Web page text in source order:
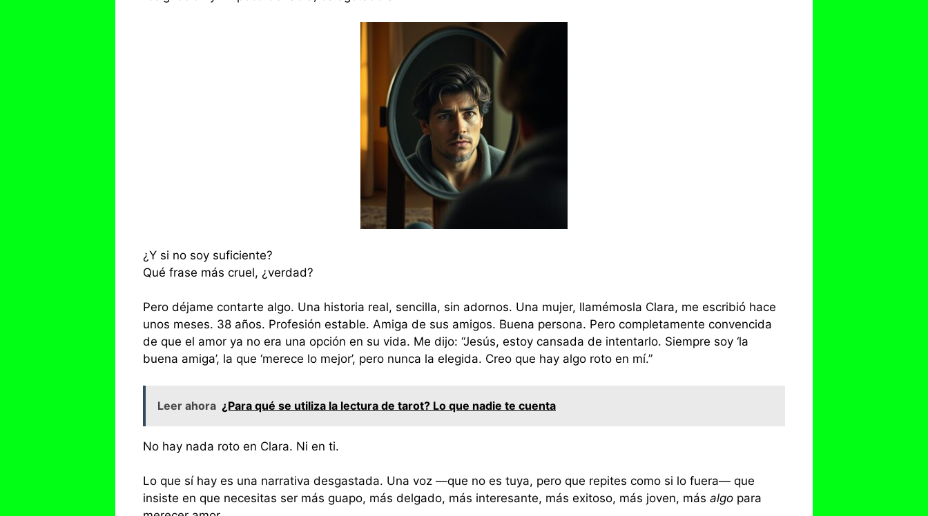
¿Y si no soy suficiente?
Qué frase más cruel, ¿verdad?
Pero déjame contarte algo. Una historia real, sencilla, sin adornos. Una mujer, llamémosla Clara, me escribió hace
unos meses. 38 años. Profesión estable. Amiga de sus amigos. Buena persona. Pero completamente convencida
de que el amor ya no era una opción en su vida. Me dijo: “Jesús, estoy cansada de intentarlo. Siempre soy ‘la
buena amiga’, la que ‘merece lo mejor’, pero nunca la elegida. Creo que hay algo roto en mí.”
Leer ahora ¿Para qué se utiliza la lectura de tarot? Lo que nadie te cuenta
No hay nada roto en Clara. Ni en ti.
Lo que sí hay es una narrativa desgastada. Una voz —que no es tuya, pero que repites como si lo fuera— que
insiste en que necesitas ser más guapo, más delgado, más interesante, más exitoso, más joven, más algo para